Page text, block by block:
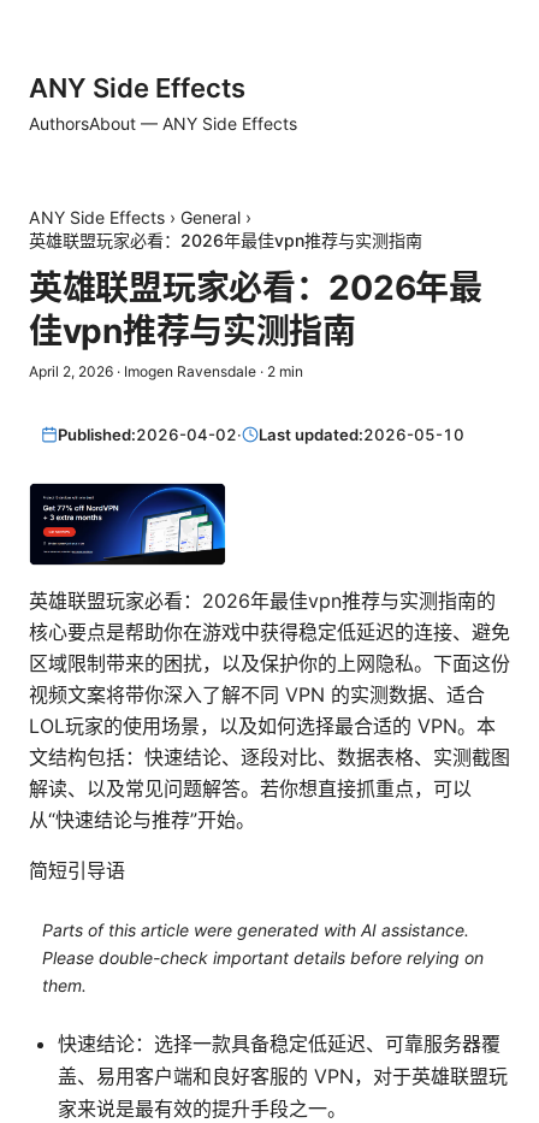
ANY Side Effects
AuthorsAbout — ANY Side Effects
ANY Side Effects › General ›
英雄联盟玩家必看：2026年最佳vpn推荐与实测指南
英雄联盟玩家必看：2026年最
佳vpn推荐与实测指南
April 2, 2026 · Imogen Ravensdale · 2 min
Published:2026-04-02· Last updated:2026-05-10
英雄联盟玩家必看：2026年最佳vpn推荐与实测指南的
核心要点是帮助你在游戏中获得稳定低延迟的连接、避免
区域限制带来的困扰，以及保护你的上网隐私。下面这份
视频文案将带你深入了解不同 VPN 的实测数据、适合
LOL玩家的使用场景，以及如何选择最合适的 VPN。本
文结构包括：快速结论、逐段对比、数据表格、实测截图
解读、以及常见问题解答。若你想直接抓重点，可以
从“快速结论与推荐”开始。
简短引导语
Parts of this article were generated with AI assistance.
Please double-check important details before relying on
them.
快速结论：选择一款具备稳定低延迟、可靠服务器覆
盖、易用客户端和良好客服的 VPN，对于英雄联盟玩
家来说是最有效的提升手段之一。